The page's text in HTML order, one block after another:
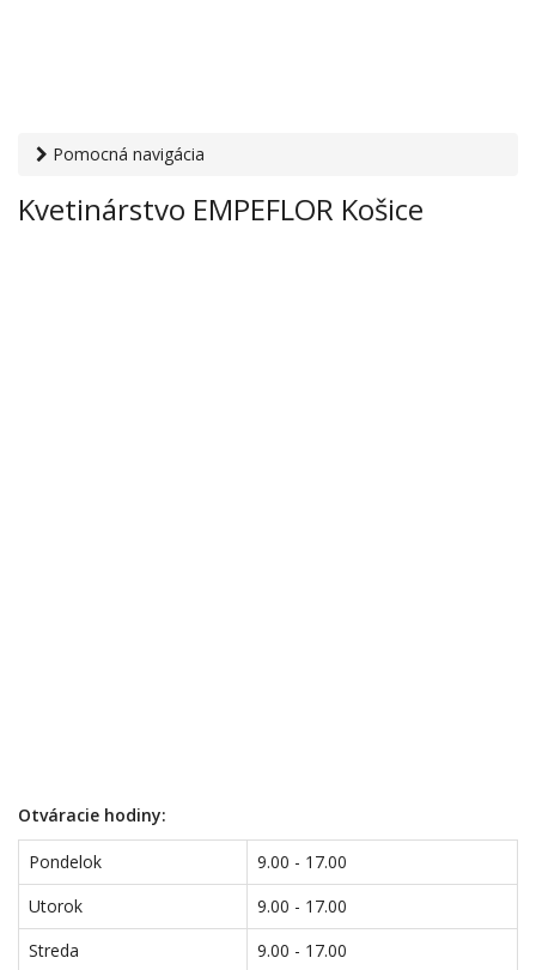
Pomocná navigácia
Kvetinárstvo EMPEFLOR Košice
Kvetinárstvo EMPEFLOR Košice
Otváracie hodiny:
Pondelok
9.00 - 17.00
Utorok
9.00 - 17.00
Streda
9.00 - 17.00